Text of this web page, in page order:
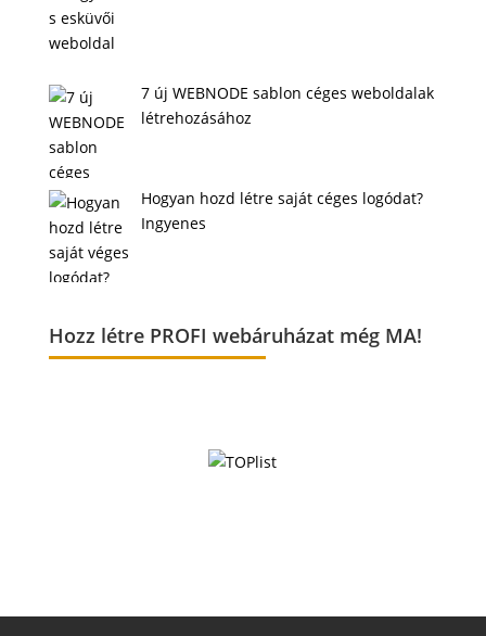
7 új WEBNODE sablon céges weboldalak
létrehozásához
Hogyan hozd létre saját céges logódat?
Ingyenes
Hozz létre PROFI webáruházat még MA!